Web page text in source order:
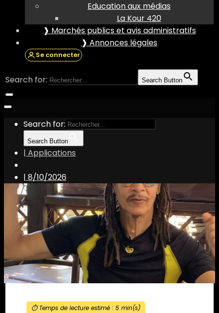
Education aux médias
La Kour 420
❱ Marchés publics et avis administratifs
❱ Annonces légales
Se connecter
Search for: Search Button
Search for:
Search Button
| Applications
| 8/10/2026
⏱️ Temps de lecture estimé : 5min(s)